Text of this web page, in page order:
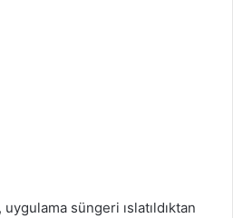
süngeri ıslatıldıktan